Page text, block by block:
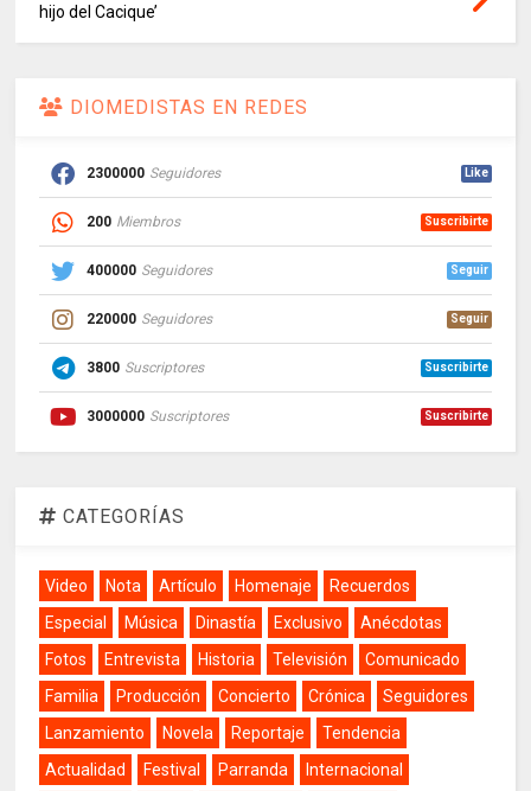
hijo del Cacique’
DIOMEDISTAS EN REDES
2300000 Seguidores Like
200 Miembros Suscribirte
400000 Seguidores Seguir
220000 Seguidores Seguir
3800 Suscriptores Suscribirte
3000000 Suscriptores Suscribirte
CATEGORÍAS
Video Nota Artículo Homenaje
Recuerdos
Especial
Música Dinastía Exclusivo
Anécdotas
Fotos
Entrevista Historia Televisión
Comunicado
Familia
Producción Concierto Crónica
Seguidores
Lanzamiento
Novela Reportaje
Tendencia
Actualidad
Festival Parranda
Internacional